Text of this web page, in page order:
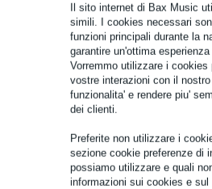
Il sito internet di Bax Music
simili. I cookies necessari
funzioni principali durante la
garantire un'ottima
Vorremmo utilizzare i
vostre interazioni con il
funzionalita' e rendere piu'
dei clienti.
Preferite non utilizzare i
sezione cookie preferenze di
possiamo utilizzare e quali
informazioni sui cookies e
Vedi anche (8)